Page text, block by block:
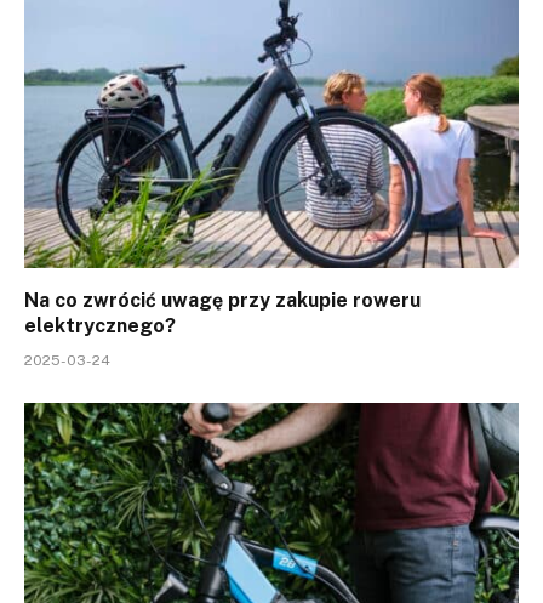
Na co zwrócić uwagę przy zakupie roweru
elektrycznego?
2025-03-24